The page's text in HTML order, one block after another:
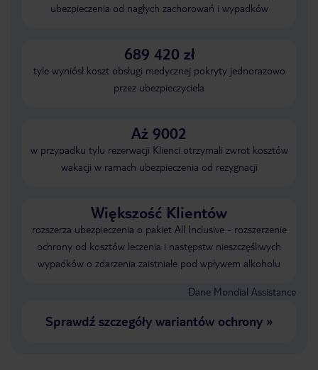
ubezpieczenia od nagłych zachorowań i wypadków
689 420 zł
tyle wyniósł koszt obsługi medycznej pokryty jednorazowo
przez ubezpieczyciela
Aż 9002
w przypadku tylu rezerwacji Klienci otrzymali zwrot kosztów
wakacji w ramach ubezpieczenia od rezygnacji
Większość Klientów
rozszerza ubezpieczenia o pakiet All Inclusive - rozszerzenie
ochrony od kosztów leczenia i następstw nieszczęśliwych
wypadków o zdarzenia zaistniałe pod wpływem alkoholu
Dane Mondial Assistance
Sprawdź szczegóły wariantów ochrony»